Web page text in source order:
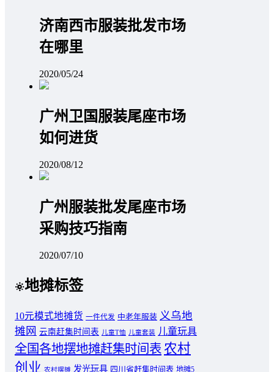
济南西市服装批发市场
在哪里
2020/05/24
广州卫国服装尾座市场
如何进货
2020/08/12
广州服装批发尾座市场
采购技巧指南
2020/07/10
地摊标签
10元模式地摊货 一件代发 中老年服装 义乌地
摊网 云南赶集时间表 儿童T恤 儿童套装 儿童玩具
全国各地摆地摊赶集时间表 农村
创业 农村摆摊 发光玩具 四川省赶集时间表 地摊5